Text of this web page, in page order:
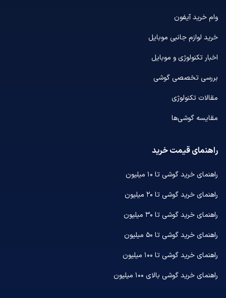
وام خرید آیفون
خرید لوازم جانبی موبایل
اخبار تکنولوژی و موبایل
بررسی تخصصی گوشی
مقالات تکنولوژی
مقایسه گوشی‌ها
راهنمای قیمت خرید
راهنمای خرید گوشی تا ۱۰ میلیون
راهنمای خرید گوشی تا ۲۰ میلیون
راهنمای خرید گوشی تا ۳۰ میلیون
راهنمای خرید گوشی تا ۵۰ میلیون
راهنمای خرید گوشی تا ۱۰۰ میلیون
راهنمای خرید گوشی بالای ۱۰۰ میلیون